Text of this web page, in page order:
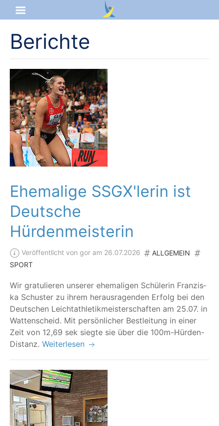
Startseite
Aktuelles
Das sind wir
Lernangebot
Service & Infos
Berichte
Ehemalige SSGX'lerin ist
Deutsche
Hürdenmeisterin
Veröffentlicht von gor am 26.07.2026
ALLGEMEIN
SPORT
Wir gra­tu­lie­ren unse­rer ehe­ma­li­gen Schü­le­rin Fran­zis­
ka Schus­ter zu ihrem her­aus­ra­gen­den Erfolg bei den
Deut­schen Leicht­ath­le­tik­meis­ter­schaf­ten am 25.07. in
Wat­ten­scheid. Mit per­sön­li­cher Best­lei­tung in einer
Zeit von 12,69 sek sieg­te sie über die 100m-Hürden-
Distanz. Weiterlesen